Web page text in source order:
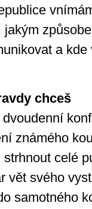
a kde
chceš
známého
celé
vět svého
samotného